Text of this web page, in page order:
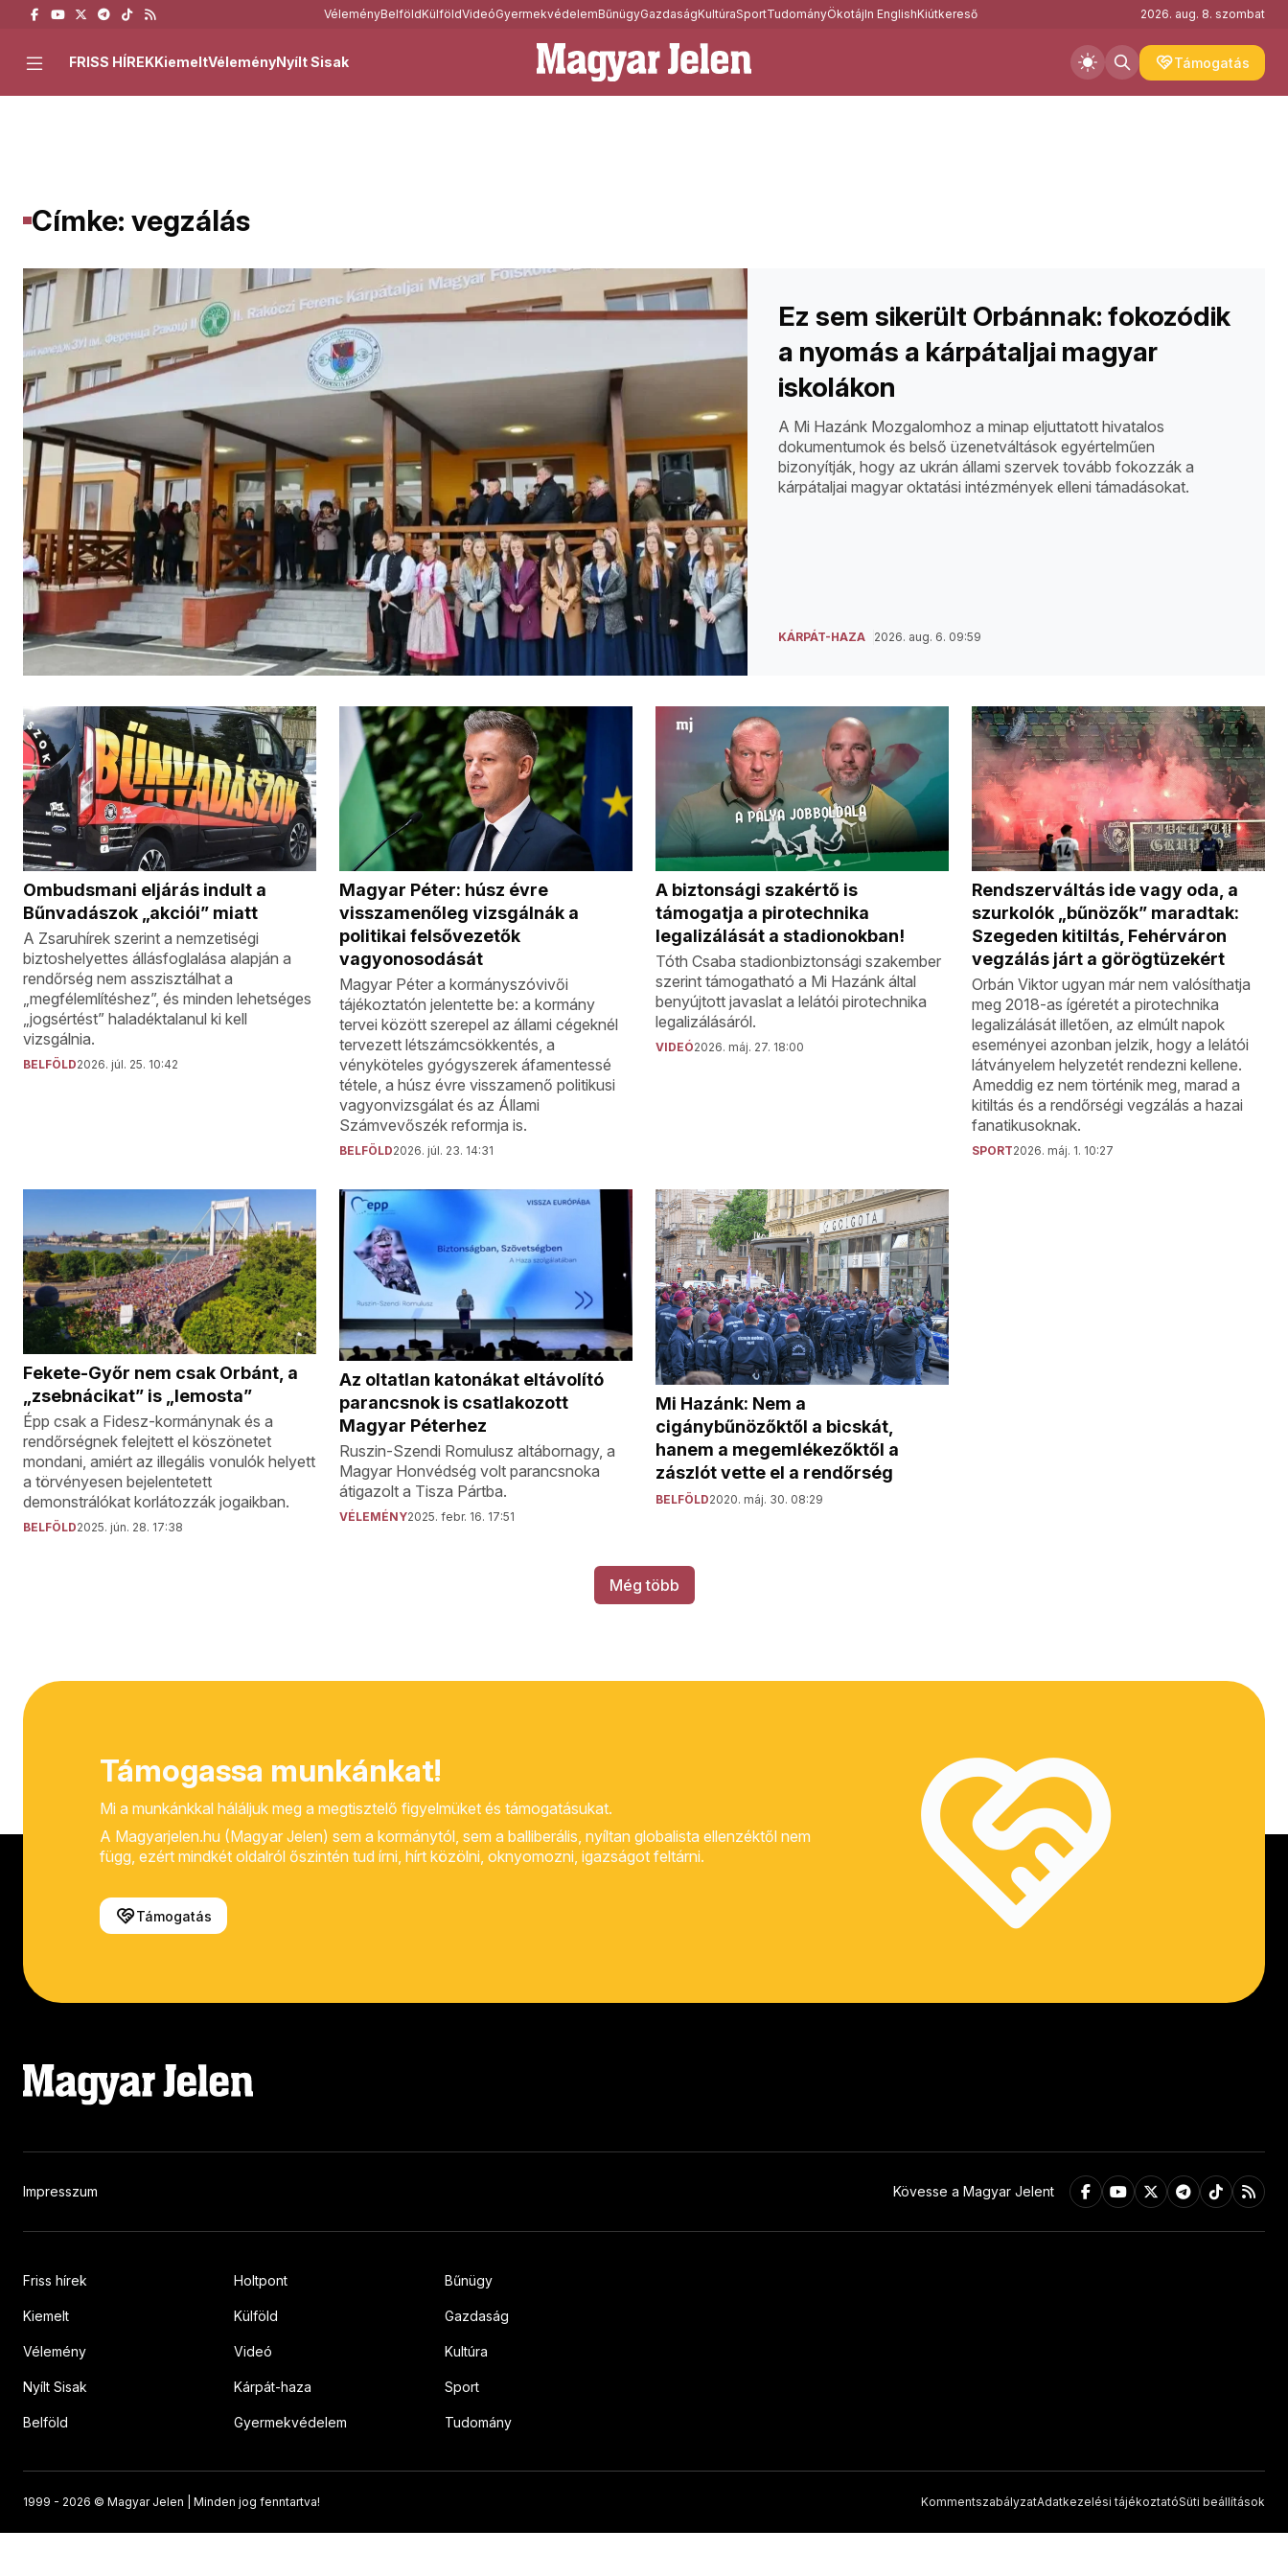
VéleményBelföldKülföldVideóGyermekvédelemBűnügyGazdaságKultúraSportTudományÖkotájIn EnglishKiútkereső 2026. aug. 8. szombat
Támogatás
FRISS HÍREKKiemeltVéleményNyílt Sisak
Címke: vegzálás
Ez sem sikerült Orbánnak: fokozódik
a nyomás a kárpátaljai magyar
iskolákon
A Mi Hazánk Mozgalomhoz a minap eljuttatott hivatalos
dokumentumok és belső üzenetváltások egyértelműen
bizonyítják, hogy az ukrán állami szervek tovább fokozzák a
kárpátaljai magyar oktatási intézmények elleni támadásokat.
KÁRPÁT-HAZA 2026. aug. 6. 09:59
Ombudsmani eljárás indult a
Bűnvadászok „akciói” miatt
A Zsaruhírek szerint a nemzetiségi
biztoshelyettes állásfoglalása alapján a
rendőrség nem asszisztálhat a
„megfélemlítéshez”, és minden lehetséges
„jogsértést” haladéktalanul ki kell
vizsgálnia.
BELFÖLD2026. júl. 25. 10:42
Magyar Péter: húsz évre
visszamenőleg vizsgálnák a
politikai felsővezetők
vagyonosodását
Magyar Péter a kormányszóvivői
tájékoztatón jelentette be: a kormány
tervei között szerepel az állami cégeknél
tervezett létszámcsökkentés, a
vényköteles gyógyszerek áfamentessé
tétele, a húsz évre visszamenő politikusi
vagyonvizsgálat és az Állami
Számvevőszék reformja is.
BELFÖLD2026. júl. 23. 14:31
A biztonsági szakértő is
támogatja a pirotechnika
legalizálását a stadionokban!
Tóth Csaba stadionbiztonsági szakember
szerint támogatható a Mi Hazánk által
benyújtott javaslat a lelátói pirotechnika
legalizálásáról.
VIDEÓ2026. máj. 27. 18:00
Rendszerváltás ide vagy oda, a
szurkolók „bűnözők” maradtak:
Szegeden kitiltás, Fehérváron
vegzálás járt a görögtüzekért
Orbán Viktor ugyan már nem valósíthatja
meg 2018-as ígéretét a pirotechnika
legalizálását illetően, az elmúlt napok
eseményei azonban jelzik, hogy a lelátói
látványelem helyzetét rendezni kellene.
Ameddig ez nem történik meg, marad a
kitiltás és a rendőrségi vegzálás a hazai
fanatikusoknak.
SPORT2026. máj. 1. 10:27
Fekete-Győr nem csak Orbánt, a
„zsebnácikat” is „lemosta”
Épp csak a Fidesz-kormánynak és a
rendőrségnek felejtett el köszönetet
mondani, amiért az illegális vonulók helyett
a törvényesen bejelentetett
demonstrálókat korlátozzák jogaikban.
BELFÖLD2025. jún. 28. 17:38
Az oltatlan katonákat eltávolító
parancsnok is csatlakozott
Magyar Péterhez
Ruszin-Szendi Romulusz altábornagy, a
Magyar Honvédség volt parancsnoka
átigazolt a Tisza Pártba.
VÉLEMÉNY2025. febr. 16. 17:51
Mi Hazánk: Nem a
cigánybűnözőktől a bicskát,
hanem a megemlékezőktől a
zászlót vette el a rendőrség
BELFÖLD2020. máj. 30. 08:29
Még több
Támogassa munkánkat!
Mi a munkánkkal háláljuk meg a megtisztelő figyelmüket és támogatásukat.
A Magyarjelen.hu (Magyar Jelen) sem a kormánytól, sem a balliberális, nyíltan globalista ellenzéktől nem
függ, ezért mindkét oldalról őszintén tud írni, hírt közölni, oknyomozni, igazságot feltárni.
Támogatás
Impresszum Kövesse a Magyar Jelent
Friss hírek
Kiemelt
Vélemény
Nyílt Sisak
Belföld
Holtpont
Külföld
Videó
Kárpát-haza
Gyermekvédelem
Bűnügy
Gazdaság
Kultúra
Sport
Tudomány
1999 - 2026 © Magyar Jelen | Minden jog fenntartva! KommentszabályzatAdatkezelési tájékoztatóSüti beállítások